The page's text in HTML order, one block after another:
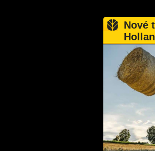
Nové